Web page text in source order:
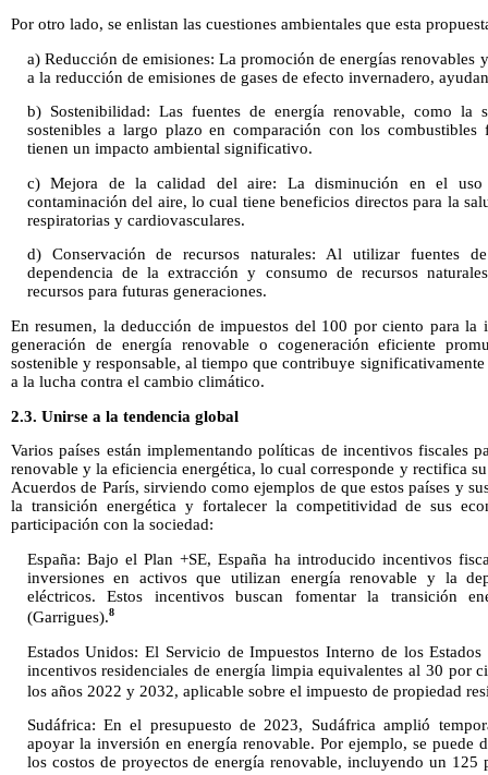
Por otro lado, se enlistan las cuestiones ambientales que esta
a) Reducción de emisiones: La promoción de energías renovables
a la reducción de emisiones de gases de efecto invernadero,
b) Sostenibilidad: Las fuentes de energía renovable, como la
sostenibles a largo plazo en comparación con los
tienen un impacto ambiental significativo.
c) Mejora de la calidad del aire: La disminución en el uso
contaminación del aire, lo cual tiene beneficios directos para la
respiratorias y cardiovasculares.
d) Conservación de recursos naturales: Al utilizar fuentes
dependencia de la extracción y consumo de recursos
recursos para futuras generaciones.
En resumen, la deducción de impuestos del 100 por ciento para
generación de energía renovable o cogeneración eficiente
sostenible y responsable, al tiempo que contribuye
a la lucha contra el cambio climático.
2.3. Unirse a la tendencia global
Varios países están implementando políticas de incentivos fiscales
renovable y la eficiencia energética, lo cual corresponde y rectifica
Acuerdos de París, sirviendo como ejemplos de que estos países y
la transición energética y fortalecer la competitividad de sus
participación con la sociedad:
España: Bajo el Plan +SE, España ha introducido incentivos
inversiones en activos que utilizan energía renovable y la
eléctricos. Estos incentivos buscan fomentar la transición
(Garrigues).8
Estados Unidos: El Servicio de Impuestos Interno de los
incentivos residenciales de energía limpia equivalentes al 30 por
los años 2022 y 2032, aplicable sobre el impuesto de propiedad
Sudáfrica: En el presupuesto de 2023, Sudáfrica amplió
apoyar la inversión en energía renovable. Por ejemplo, se puede
los costos de proyectos de energía renovable, incluyendo un